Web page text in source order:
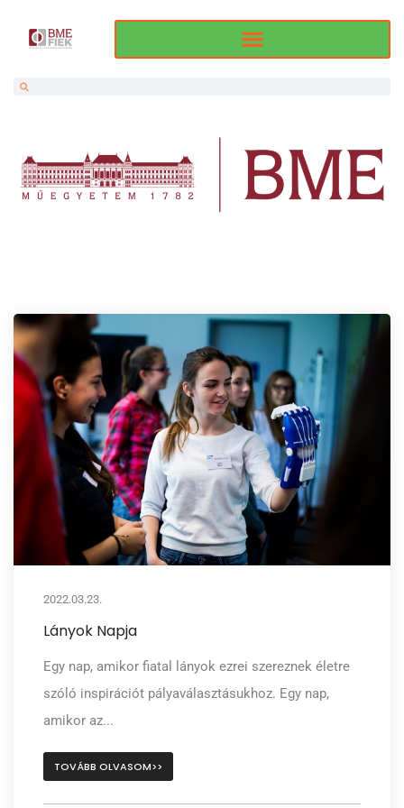
2022.03.23.
Lányok Napja
Egy nap, amikor fiatal lányok ezrei szereznek életre
szóló inspirációt pályaválasztásukhoz. Egy nap,
amikor az...
TOVÁBB OLVASOM>>